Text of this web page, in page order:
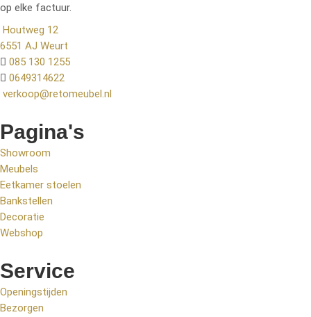
op elke factuur.
Houtweg 12
6551 AJ Weurt
085 130 1255
0649314622
verkoop@retomeubel.nl
Pagina's
Showroom
Meubels
Eetkamer stoelen
Bankstellen
Decoratie
Webshop
Service
Openingstijden
Bezorgen